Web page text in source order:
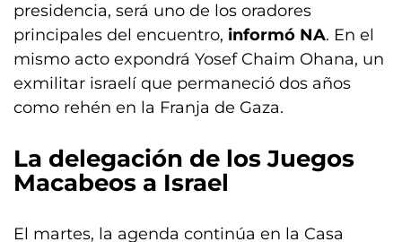
presidencia, será uno de los oradores
principales del encuentro, informó NA. En el
mismo acto expondrá Yosef Chaim Ohana, un
exmilitar israelí que permaneció dos años
como rehén en la Franja de Gaza.
La delegación de los Juegos
Macabeos a Israel
El martes, la agenda continúa en la Casa